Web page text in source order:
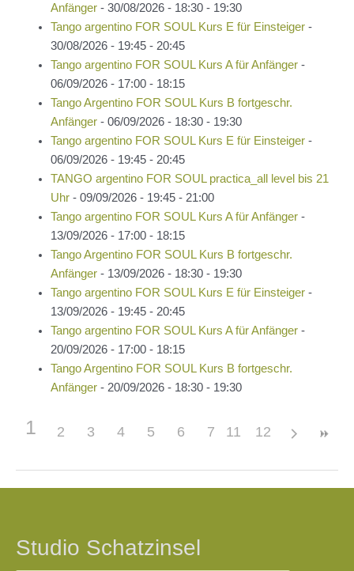
Anfänger- 30/08/2026 - 18:30 - 19:30
Tango argentino FOR SOUL Kurs E für Einsteiger-
30/08/2026 - 19:45 - 20:45
Tango argentino FOR SOUL Kurs A für Anfänger-
06/09/2026 - 17:00 - 18:15
Tango Argentino FOR SOUL Kurs B fortgeschr.
Anfänger- 06/09/2026 - 18:30 - 19:30
Tango argentino FOR SOUL Kurs E für Einsteiger-
06/09/2026 - 19:45 - 20:45
TANGO argentino FOR SOUL practica_all level bis 21
Uhr- 09/09/2026 - 19:45 - 21:00
Tango argentino FOR SOUL Kurs A für Anfänger-
13/09/2026 - 17:00 - 18:15
Tango Argentino FOR SOUL Kurs B fortgeschr.
Anfänger- 13/09/2026 - 18:30 - 19:30
Tango argentino FOR SOUL Kurs E für Einsteiger-
13/09/2026 - 19:45 - 20:45
Tango argentino FOR SOUL Kurs A für Anfänger-
20/09/2026 - 17:00 - 18:15
Tango Argentino FOR SOUL Kurs B fortgeschr.
Anfänger- 20/09/2026 - 18:30 - 19:30
1 2 3 4 5 6 7 8 9 10
11 12
Studio Schatzinsel